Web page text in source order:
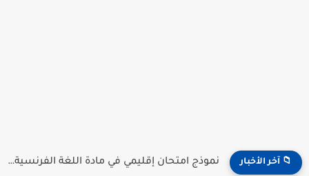
📁 آخر الأخبار نموذج امتحان إقليمي في مادة اللغة الفرنسية للمستوى السادس...